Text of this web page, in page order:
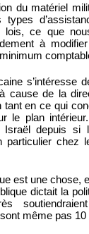
du matériel
types
lois, ce que
à
s’intéresse
cause de la
tant en ce qui
le plan
depuis si
particulier chez
est une chose,
dictait la
même pas 10